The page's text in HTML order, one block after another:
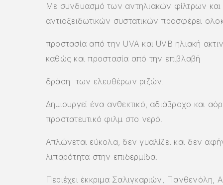
Με συνδυασμό των αντηλιακών φίλτρων και
αντιοξειδωτικών συστατικών προσφέρει
προστασία από την UVA και UVB ηλιακή
καθώς και προστασία από την επιβλαβή
δράση των ελευθέρων ριζών.
Δημιουργεί ένα ανθεκτικό, αδιάβροχο και
προστατευτικό φιλμ στο νερό.
Απλώνεται εύκολα, δεν γυαλίζει και δεν
λιπαρότητα στην επιδερμίδα.
Περιέχει έκκριμα Σαλιγκαριών, Πανθενόλη,